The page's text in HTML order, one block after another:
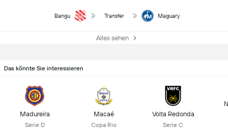
Bangu Transfer Maguary
Alles sehen
Das könnte Sie interessieren
Madureira
Serie D
Macaé
Copa Rio
Volta Redonda
Serie C